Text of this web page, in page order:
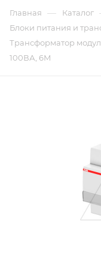
Главная — Каталог
Блоки питания и
Трансформатор
100ВА, 6М